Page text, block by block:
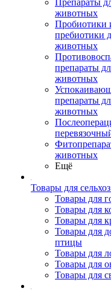
Препараты
животных
Пробиотики
пребиотики
животных
препараты
животных
препараты
животных
животных
Ещё
Товары для
Товары для
Товары для
Товары для
Товары для
птицы
Товары для
Товары для
Товары для